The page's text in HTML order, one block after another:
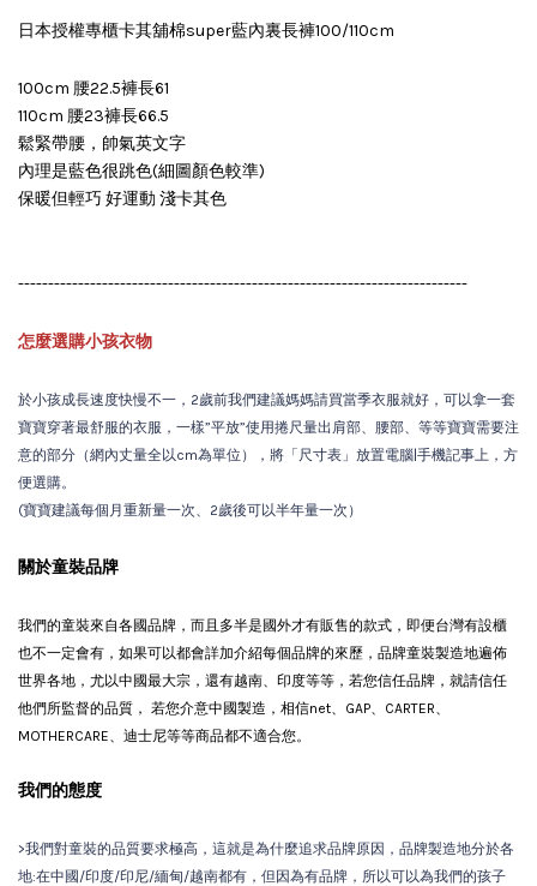
日本授權專櫃卡其舖棉super藍內裏長褲100/110cm
100cm 腰22.5褲長61
110cm 腰23褲長66.5
鬆緊帶腰，帥氣英文字
內理是藍色很跳色(細圖顏色較準)
保暖但輕巧 好運動 淺卡其色
---------------------------------------------------------------------------
怎麼選購小孩衣物
於小孩成長速度快慢不一，2歲前我們建議媽媽請買當季衣服就好，可以拿一套
寶寶穿著最舒服的衣服，一樣”平放”使用捲尺量出肩部、腰部、等等寶寶需要注
意的部分（網內丈量全以cm為單位），將「尺寸表」放置電腦|手機記事上，方
便選購。
(寶寶建議每個月重新量一次、2歲後可以半年量一次）
關於童裝品牌
我們的童裝來自各國品牌，而且多半是國外才有販售的款式，即便台灣有設櫃
也不一定會有，如果可以都會詳加介紹每個品牌的來歷，品牌童裝製造地遍佈
世界各地，尤以中國最大宗，還有越南、印度等等，若您信任品牌，就請信任
他們所監督的品質， 若您介意中國製造，相信net、GAP、CARTER、
MOTHERCARE、迪士尼等等商品都不適合您。
我們的態度
>我們對童裝的品質要求極高，這就是為什麼追求品牌原因，品牌製造地分於各
地:在中國/印度/印尼/緬甸/越南都有，但因為有品牌，所以可以為我們的孩子